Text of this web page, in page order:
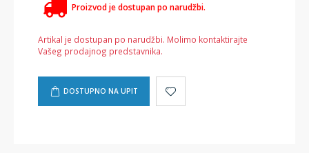
Proizvod je dostupan po narudžbi.
Artikal je dostupan po narudžbi. Molimo kontaktirajte
Vašeg prodajnog predstavnika.
DOSTUPNO NA UPIT